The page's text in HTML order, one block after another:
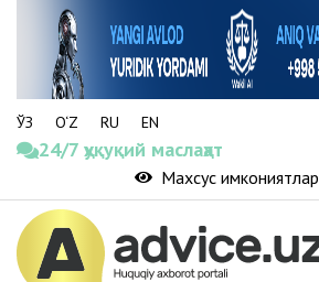
ЎЗ O‘Z RU EN
24/7 ҳуқуқий маслаҳат
Махсус имкониятлар